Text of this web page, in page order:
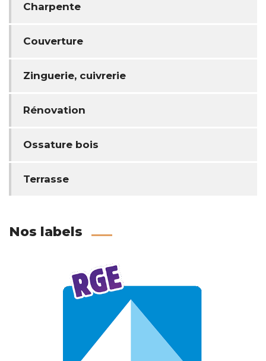
Charpente
Couverture
Zinguerie, cuivrerie
Rénovation
Ossature bois
Terrasse
Nos labels